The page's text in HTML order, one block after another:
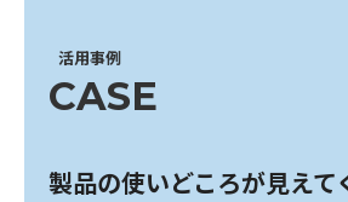
活用事例
CASE
製品の使いどころが見えて